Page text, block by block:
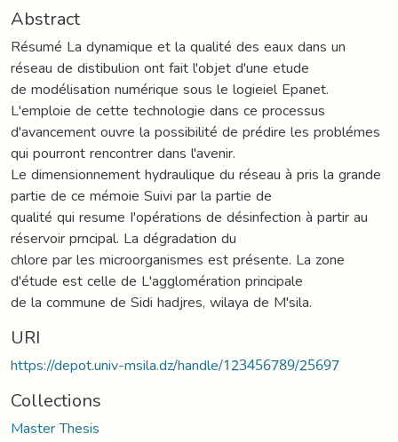
Abstract
Résumé La dynamique et la qualité des eaux dans un
réseau de distibulion ont fait l'objet d'une etude
de modélisation numérique sous le logieiel Epanet.
L'emploie de cette technologie dans ce processus
d'avancement ouvre la possibilité de prédire les problémes
qui pourront rencontrer dans l'avenir.
Le dimensionnement hydraulique du réseau à pris la grande
partie de ce mémoie Suivi par la partie de
qualité qui resume I'opérations de désinfection à partir au
réservoir prncipal. La dégradation du
chlore par les microorganismes est présente. La zone
d'étude est celle de L'agglomération principale
de la commune de Sidi hadjres, wilaya de M'sila.
URI
https://depot.univ-msila.dz/handle/123456789/25697
Collections
Master Thesis